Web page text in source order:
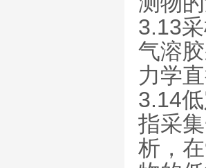
3.13
气溶
力学
3.14
指采
析，